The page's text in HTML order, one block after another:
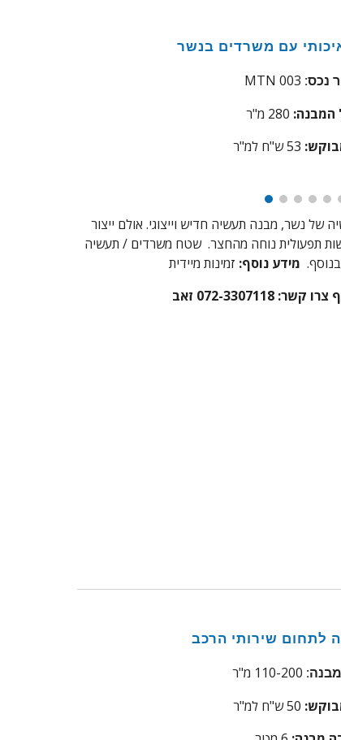
עם משרדים בנשר
נכס: MTN 003
המבנה:
53 ש"ח למ"ר
של נשר, מבנה תעשיה חדיש וייצוגי. אולם ייצור
תפעולית נוחה מהחצר. שטח משרדים / תעשיה
מידע נוסף: זמינות מיידית
3307118 זאב
לתחום שירותי הרכב
50ש"ח למ"ר